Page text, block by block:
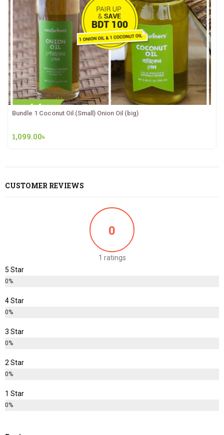
Bundle 1 Coconut Oil (Small) Onion Oil (big)
1,099.00৳
CUSTOMER REVIEWS
0
1 ratings
5 Star
0%
4 Star
0%
3 Star
0%
2 Star
0%
1 Star
0%